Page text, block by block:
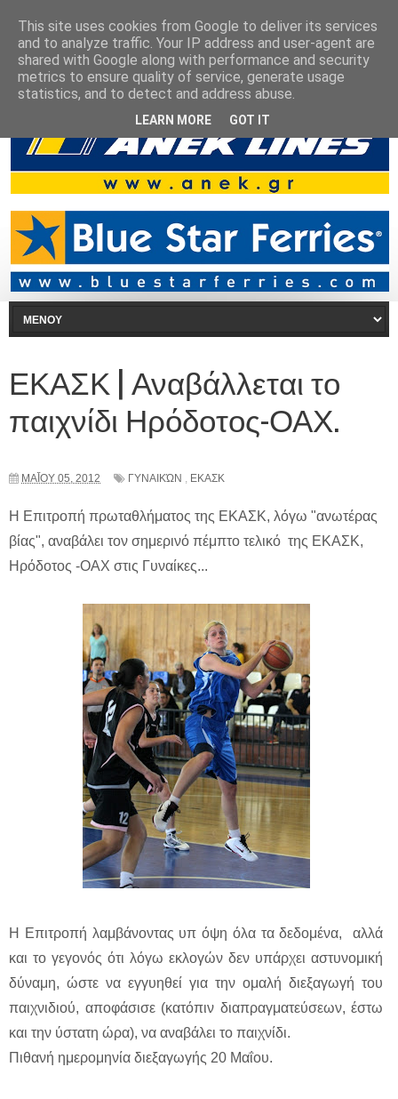
ΕΚΑΣΚ | Αναβάλλεται το
παιχνίδι Ηρόδοτος-ΟΑΧ.
ΜΑΪ́ΟΥ 05, 2012 ΓΥΝΑΙΚΏΝ , ΕΚΑΣΚ
Η Επιτροπή πρωταθλήματος της ΕΚΑΣΚ, λόγω "ανωτέρας
βίας", αναβάλει τον σημερινό πέμπτο τελικό της ΕΚΑΣΚ,
Ηρόδοτος -ΟΑΧ στις Γυναίκες...
Η Επιτροπή λαμβάνοντας υπ όψη όλα τα δεδομένα, αλλά
και το γεγονός ότι λόγω εκλογών δεν υπάρχει αστυνομική
δύναμη, ώστε να εγγυηθεί για την ομαλή διεξαγωγή του
παιχνιδιού, αποφάσισε (κατόπιν διαπραγματεύσεων, έστω
και την ύστατη ώρα), να αναβάλει το παιχνίδι.
Πιθανή ημερομηνία διεξαγωγής 20 Μαΐου.
This site uses cookies from Google to deliver its services
and to analyze traffic. Your IP address and user-agent are
shared with Google along with performance and security
metrics to ensure quality of service, generate usage
statistics, and to detect and address abuse.
LEARN MORE GOT IT